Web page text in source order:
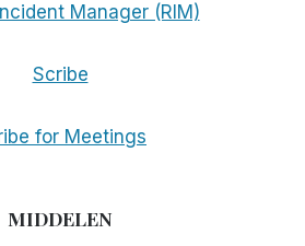
Manager (RIM)
Scribe
for Meetings
MIDDELEN